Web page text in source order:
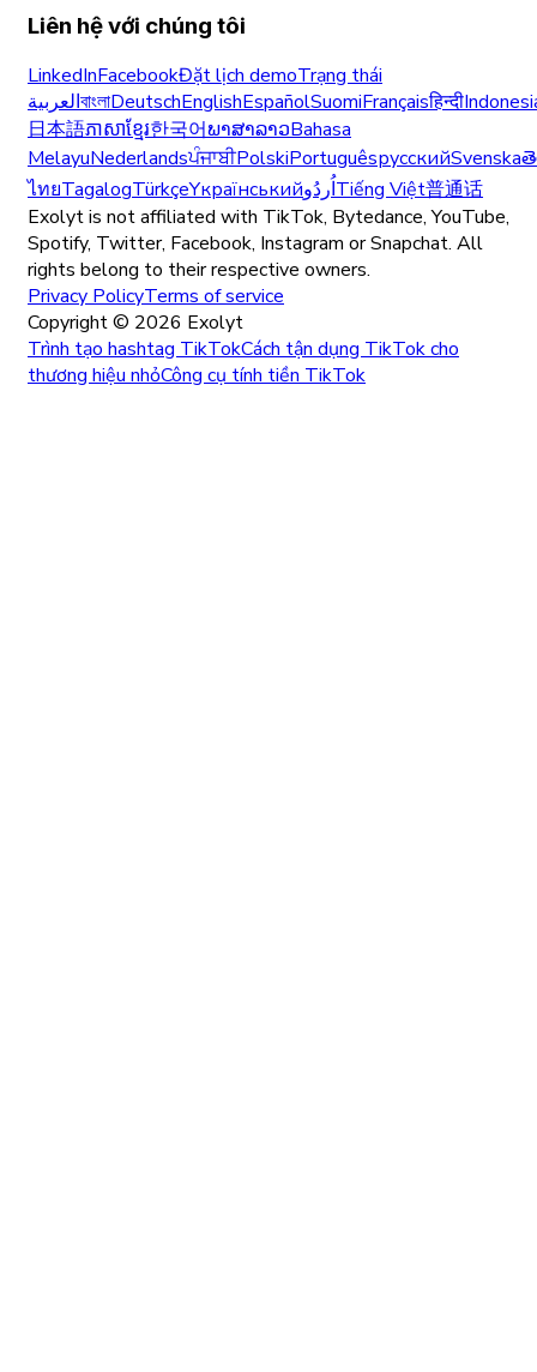
Liên hệ với chúng tôi
LinkedInFacebookĐặt lịch demoTrạng thái
العربيةবাংলাDeutschEnglishEspañolSuomiFrançaisहिन्दी
日本語ភាសាខ្មែរ한국어ພາສາລາວBahasa
MelayuNederlandsਪੰਜਾਬੀPolskiPortuguêsрусскийSvenska
ไทยTagalogTürkçeYкраїнськийاُردُوTiếng Việt普通话
Exolyt is not affiliated with TikTok, Bytedance, YouTube,
Spotify, Twitter, Facebook, Instagram or Snapchat. All
rights belong to their respective owners.
Privacy PolicyTerms of service
Copyright © 2026 Exolyt
Trình tạo hashtag TikTokCách tận dụng TikTok cho
thương hiệu nhỏCông cụ tính tiền TikTok